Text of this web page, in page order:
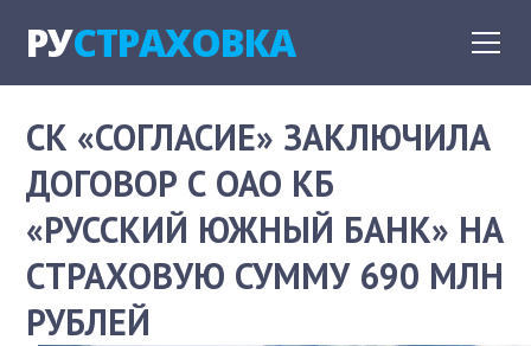
РУСТРАХОВКА
СК «СОГЛАСИЕ» ЗАКЛЮЧИЛА
ДОГОВОР С ОАО КБ
«РУССКИЙ ЮЖНЫЙ БАНК» НА
СТРАХОВУЮ СУММУ 690 МЛН
РУБЛЕЙ